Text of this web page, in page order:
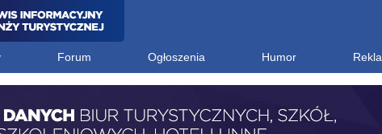
Forum Ogłoszenia Humor